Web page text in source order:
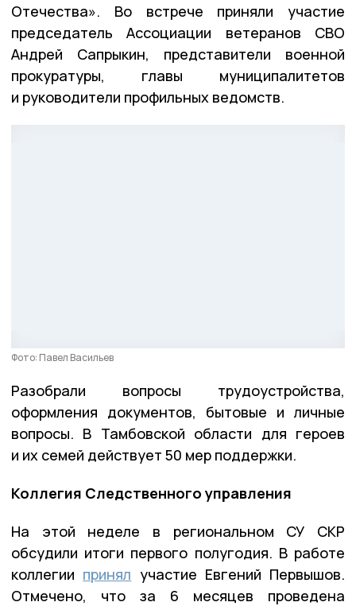
Отечества». Во встрече приняли участие
председатель Ассоциации ветеранов СВО
Андрей Сапрыкин, представители военной
прокуратуры, главы муниципалитетов
и руководители профильных ведомств.
Фото: Павел Васильев
Разобрали вопросы трудоустройства,
оформления документов, бытовые и личные
вопросы. В Тамбовской области для героев
и их семей действует 50 мер поддержки.
Коллегия Следственного управления
На этой неделе в региональном СУ СКР
обсудили итоги первого полугодия. В работе
коллегии принял участие Евгений Первышов.
Отмечено, что за 6 месяцев проведена